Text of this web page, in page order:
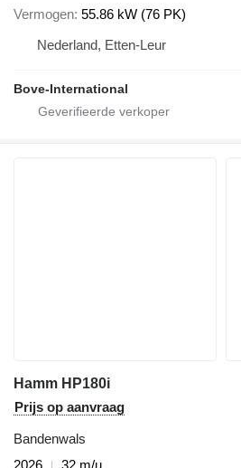
Vermogen 55.86 kW (76 PK)
Nederland, Etten-Leur
Bove-International
Hamm HP180i
Prijs op aanvraag
Bandenwals
2026
32 m/u